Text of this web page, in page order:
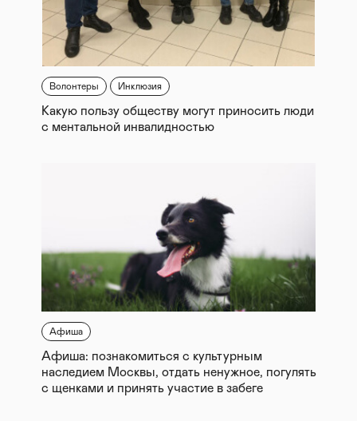
Волонтеры Инклюзия
Какую пользу обществу могут приносить люди
с ментальной инвалидностью
Афиша
Афиша: познакомиться с культурным
наследием Москвы, отдать ненужное, погулять
с щенками и принять участие в забеге